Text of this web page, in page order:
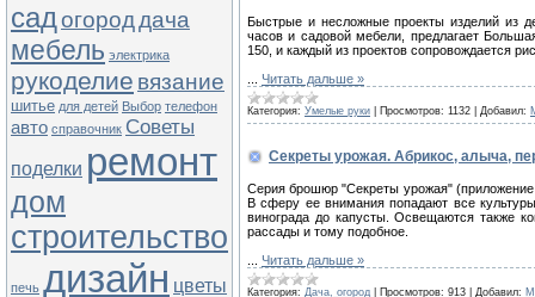
садогороддача
мебель электрика
рукоделие вязание
шитье для детей Выбор телефон
авто справочник Советы
поделки ремонт
дом
строительство
печь дизайн цветы
Быстрые и несложные проекты изделий из
часов и садовой мебели, предлагает
150, и каждый из проектов сопровождается
Читать дальше »
Категория: Умелые руки Просмотров: 1132 Добавил:
Секреты урожая. Абрикос, алыча,
Серия брошюр "Секреты урожая" (приложение
В сферу ее внимания попадают все
винограда до капусты. Освещаются также
рассады и тому подобное.
Читать дальше »
Категория: Дача, огород Просмотров: 913 Добавил: